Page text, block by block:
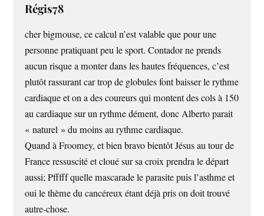
Régis78
cher bigmouse, ce calcul n’est valable que pour une
personne pratiquant peu le sport. Contador ne prends
aucun risque a monter dans les hautes fréquences, c’est
plutôt rassurant car trop de globules font baisser le rythme
cardiaque et on a des coureurs qui montent des cols à 150
au cardiaque sur un rythme dément, donc Alberto parait
« naturel » du moins au rythme cardiaque.
Quand à Froomey, et bien bravo bientôt Jésus au tour de
France ressuscité et cloué sur sa croix prendra le départ
aussi; Pfffff quelle mascarade le parasite puis l’asthme et
oui le thème du cancéreux étant déjà pris on doit trouvé
autre-chose.